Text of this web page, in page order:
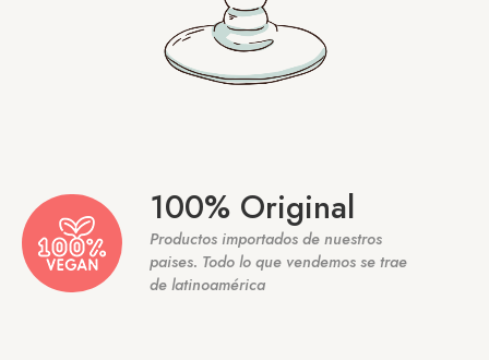
100% Original
Productos importados de nuestros
paises. Todo lo que vendemos se trae
de latinoamérica